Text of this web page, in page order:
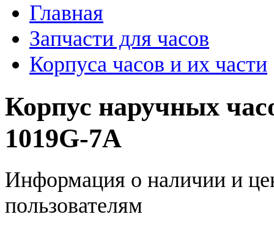
Главная
Запчасти для часов
Корпуса часов и их части
Корпус наручных
1019G-7A
Информация о наличии и
пользователям